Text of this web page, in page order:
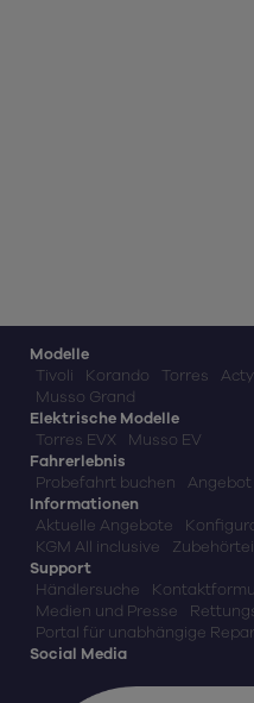
Modelle
Tivoli
Korando Torres
Musso Grand
Elektrische Modelle
Torres EVX
Musso EV
Fahrerlebnis
Probefahrt buchen
Informationen
Aktuelle Angebote
KGM All inclusive
Support
Händlersuche
Medien und Presse
Portal für unabhängige
Social Media